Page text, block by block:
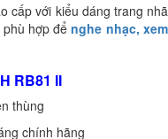
cấp với kiểu dáng trang nhã
hợp để nghe nhạc, xem
RB81 II
thùng
chính hãng